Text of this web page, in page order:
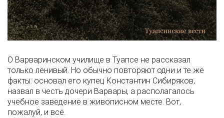
О Варваринском училище в Туапсе не рассказал
только ленивый. Но обычно повторяют одни и те же
факты: основал его купец Константин Сибиряков,
назвал в честь дочери Варвары, а располагалось
учебное заведение в живописном месте. Вот,
пожалуй, и всё.